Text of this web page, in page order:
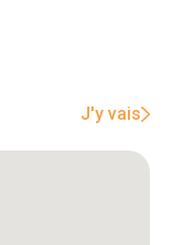
J'y vais